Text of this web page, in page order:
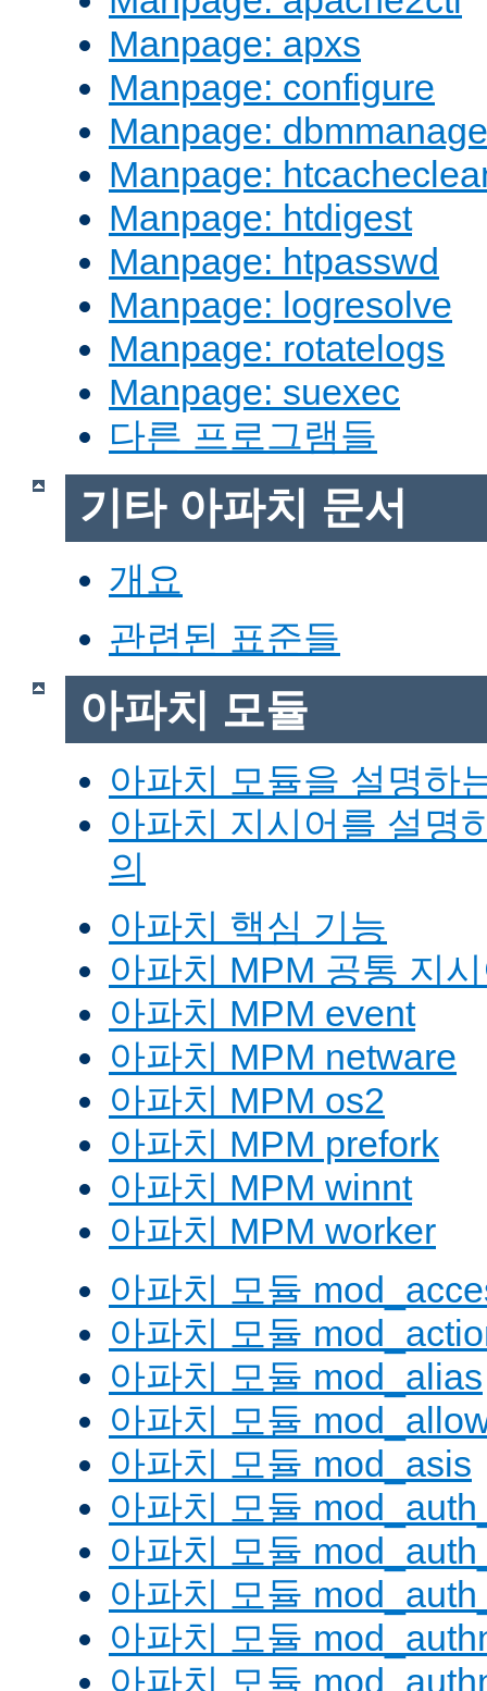
Manpage: apxs
Manpage: configure
Manpage: dbmmanage
Manpage:
Manpage: htdigest
Manpage: htpasswd
Manpage: logresolve
Manpage: rotatelogs
Manpage: suexec
다른 프로그램들
기타 아파치 문서
개요
관련된 표준들
아파치 모듈
아파치 모듈을 설명하
아파치 지시어를 설명
의
아파치 핵심 기능
아파치 MPM 공통 지
아파치 MPM event
아파치 MPM netware
아파치 MPM os2
아파치 MPM prefork
아파치 MPM winnt
아파치 MPM worker
아파치 모듈
아파치 모듈
아파치 모듈 mod_alias
아파치 모듈
아파치 모듈 mod_asis
아파치 모듈
아파치 모듈
아파치 모듈
아파치 모듈
아파치 모듈